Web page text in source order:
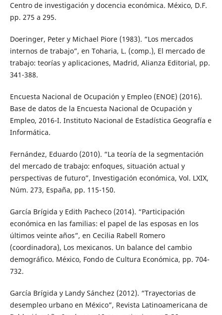
Centro de investigación y docencia económica. México, D.F.
pp. 275 a 295.
Doeringer, Peter y Michael Piore (1983). “Los mercados
internos de trabajo”, en Toharia, L. (comp.), El mercado de
trabajo: teorías y aplicaciones, Madrid, Alianza Editorial, pp.
341-388.
Encuesta Nacional de Ocupación y Empleo (ENOE) (2016).
Base de datos de la Encuesta Nacional de Ocupación y
Empleo, 2016-I. Instituto Nacional de Estadística Geografía e
Informática.
Fernández, Eduardo (2010). “La teoría de la segmentación
del mercado de trabajo: enfoques, situación actual y
perspectivas de futuro”, Investigación económica, Vol. LXIX,
Núm. 273, España, pp. 115-150.
García Brígida y Edith Pacheco (2014). “Participación
económica en las familias: el papel de las esposas en los
últimos veinte años”, en Cecilia Rabell Romero
(coordinadora), Los mexicanos. Un balance del cambio
demográfico. México, Fondo de Cultura Económica, pp. 704-
732.
García Brígida y Landy Sánchez (2012). “Trayectorias de
desempleo urbano en México”, Revista Latinoamericana de